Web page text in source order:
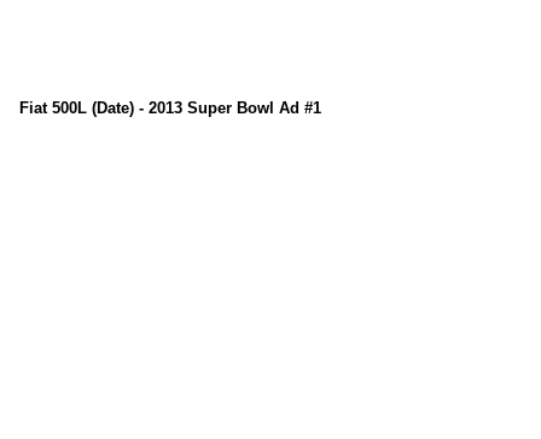
Fiat 500L (Date) - 2013 Super Bowl Ad #1